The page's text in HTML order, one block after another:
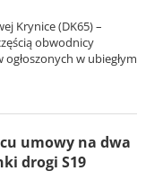
Krynice (DK65) –
obwodnicy
w ubiegłym
umowy na dwa
drogi S19